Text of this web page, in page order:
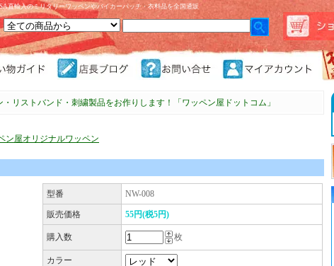
直輸入のミリタリーワッペンやバイカーパッチ・衣料品を全国通販
リストバンド・刺繍製品をお作りします！「ワッペン屋ドットコム」
ン屋オリジナルワッペン
型番 NW-008
販売価格 55円(税5円)
購入数 枚
カラー